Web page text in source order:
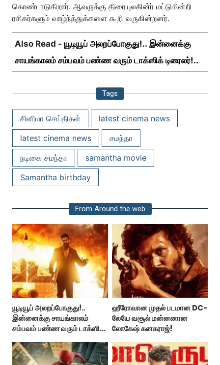
கொண்டாடுகிறார். ஆவருக்கு திரையுலகின்ர் மட்டுமின்றி
ரசிகர்களும் வாழ்ந்த்துக்களை கூறி வருகின்றனர்.
Also Read - யூடியூப் அலறப்போகுது!.. இன்னைக்கு
சாயங்காலம் சம்பவம் பண்ண வரும் டாக்ஸிக் டிரைலர்!..
Tags
சினிமா செய்திகள்
latest cinema news
latest cinema news
சமந்தா
நடிகை சமந்தா
samantha movie
Samantha birthday
From Around the web
யூடியூப் அலறப்போகுது!..
இன்னைக்கு சாயங்காலம்
சம்பவம் பண்ண வரும் டாக்ஸிக்
ஹீரோவான முதல் படமான DC-
லேயே வசூல் மன்னனான
லோகேஷ் கனகராஜ்!